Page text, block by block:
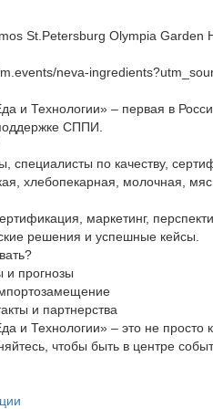
St.Petersburg Olympia Garden
neva-
и Технологии» – первая в
СППИ.
специалисты по качеству,
хлебопекарная, молочная,
маркетинг,
решения и успешные кейсы.
и прогнозы
и партнерства
и Технологии» – это не
чтобы быть в центре